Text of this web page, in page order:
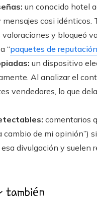
un conocido hotel
casi idénticos.
y bloqueó
“paquetes de reputación
un dispositivo
Al analizar el
vendedores, lo que
comentarios
de mi opinión”)
divulgación y suelen
también